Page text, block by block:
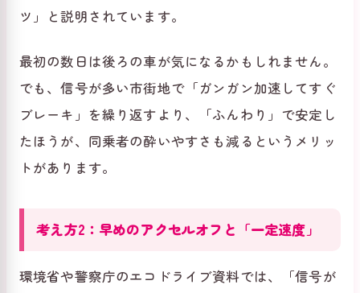
ツ」と説明されています。
最初の数日は後ろの車が気になるかもしれません。
でも、信号が多い市街地で「ガンガン加速してすぐ
ブレーキ」を繰り返すより、「ふんわり」で安定し
たほうが、同乗者の酔いやすさも減るというメリッ
トがあります。
考え方2：早めのアクセルオフと「一定速度」
環境省や警察庁のエコドライブ資料では、「信号が